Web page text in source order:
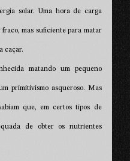
solar. Uma hora de carga
mas suficiente para matar
caçar.
matando um pequeno
primitivismo asqueroso. Mas
que, em certos tipos de
de obter os nutrientes